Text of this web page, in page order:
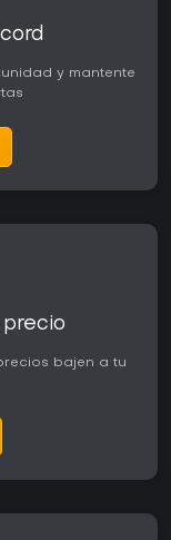
y mantente
bajen a tu